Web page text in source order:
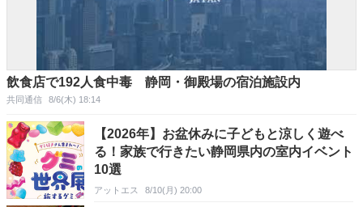
飲食店で192人食中毒 静岡・御殿場の宿泊施設内
共同通信 8/6(木) 18:14
【2026年】お盆休みに子どもと涼しく遊べ
る！家族で行きたい静岡県内の室内イベント
10選
アットエス 8/10(月) 20:00